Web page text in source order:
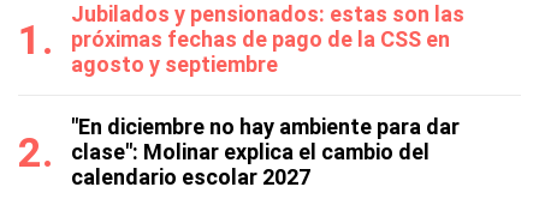
Jubilados y pensionados: estas son las
próximas fechas de pago de la CSS en
agosto y septiembre
"En diciembre no hay ambiente para dar
clase": Molinar explica el cambio del
calendario escolar 2027